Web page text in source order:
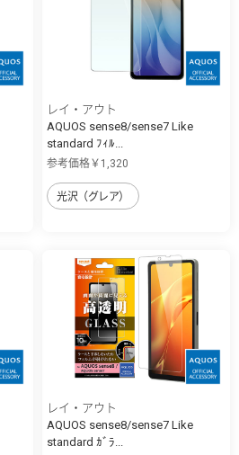
レイ・アウト
AQUOS sense8/sense7 Like
standard ﾌｨﾙ...
参考価格￥1,320
光沢（グレア）
レイ・アウト
AQUOS sense8/sense7 Like
standard ｶﾞﾗ...